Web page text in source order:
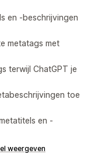
en -beschrijvingen
metatags met
terwijl ChatGPT je
toe
en -
weergeven